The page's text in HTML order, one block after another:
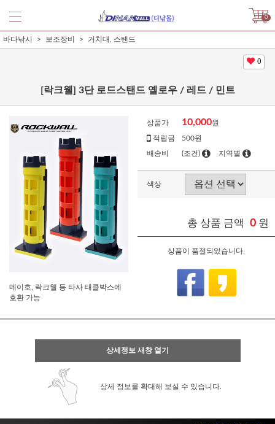
0
바다낚시 보조장비 거치대, 스탠드
0
[락크웰] 3단 로드스탠드 옐로우 / 레드 / 민트
메이호, 락크웰 등 타사 태클박스에
호환 가능
상품가 10,000원
적립금 500원
배송비 (조건) 지역별
색상
총 상품 금액 0 원
상품이 품절되었습니다.
상세정보 새창 열기
상세 정보를 확대해 보실 수 있습니다.